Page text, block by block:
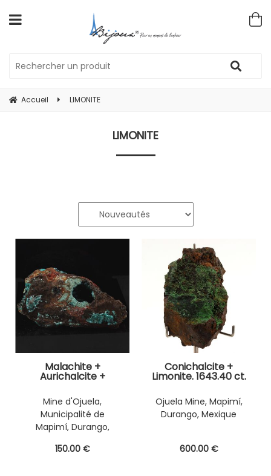
Accueil LIMONITE
LIMONITE
Malachite +
Aurichalcite +
Mine d'Ojuela,
Municipalité de
Mapimí, Durango,
150.00 €
Conichalcite +
Limonite. 1643.40 ct.
Ojuela Mine, Mapimí,
Durango, Mexique
600.00 €